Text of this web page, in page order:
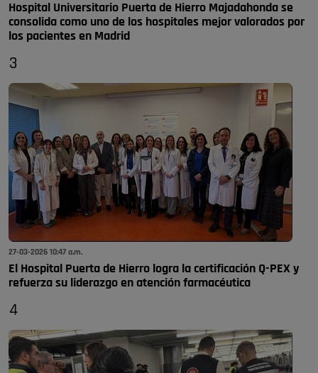
Hospital Universitario Puerta de Hierro Majadahonda se
consolida como uno de los hospitales mejor valorados por
los pacientes en Madrid
3
27-03-2026 10:47 a.m.
El Hospital Puerta de Hierro logra la certificación Q-PEX y
refuerza su liderazgo en atención farmacéutica
4